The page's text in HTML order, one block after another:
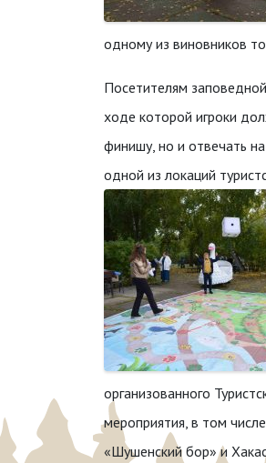
одному из виновников
Посетителям
ходе которой игроки
финишу, но и отвечать
одной из локаций
организованного
мероприятия, в том
«Шушенский бор» и